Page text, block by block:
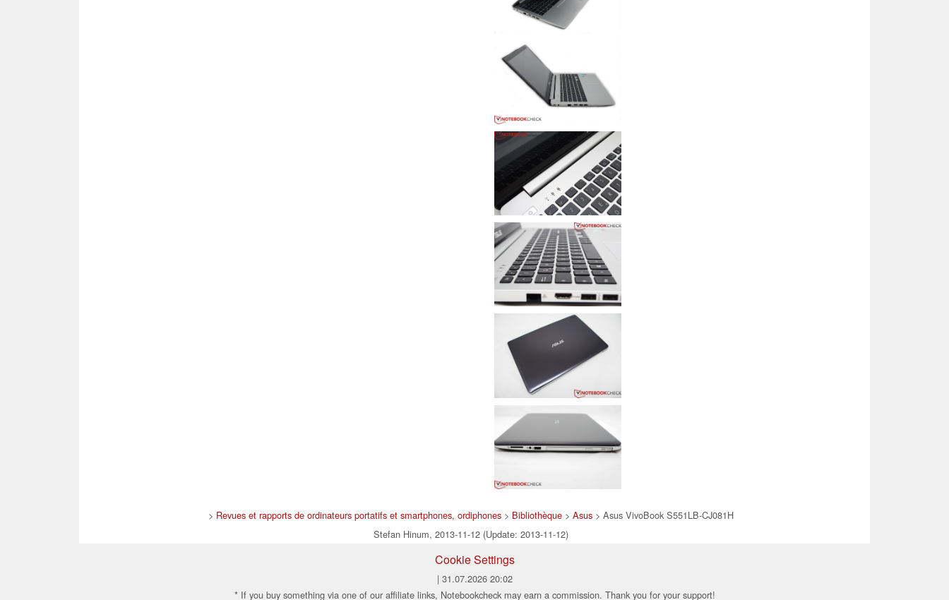
> Revues et rapports de ordinateurs portatifs et smartphones, ordiphones> Bibliothèque> Asus> Asus VivoBook S551LB-CJ081H
Stefan Hinum, 2013-11-12 (Update: 2013-11-12)
Cookie Settings
| 31.07.2026 20:02
* If you buy something via one of our affiliate links, Notebookcheck may earn a commission. Thank you for your support!